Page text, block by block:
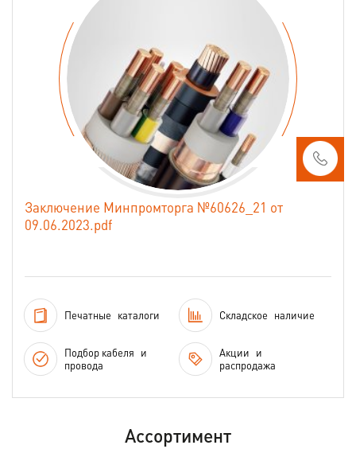
Заключение Минпромторга №60626_21 от
09.06.2023.pdf
Печатные каталоги Складское наличие
Подбор кабеля и
провода
Акции и
распродажа
Ассортимент